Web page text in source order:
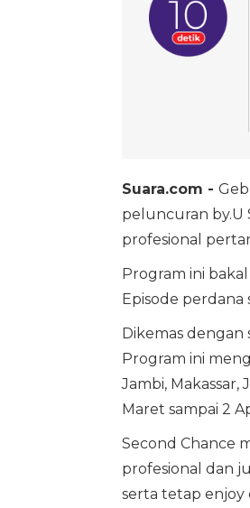
Suara.com -
peluncuran by.U
profesional
Program ini
Episode perdana
Dikemas
Program ini
Jambi, Makassar,
Maret sampai 2
Second Chance
profesional dan
serta tetap enjoy